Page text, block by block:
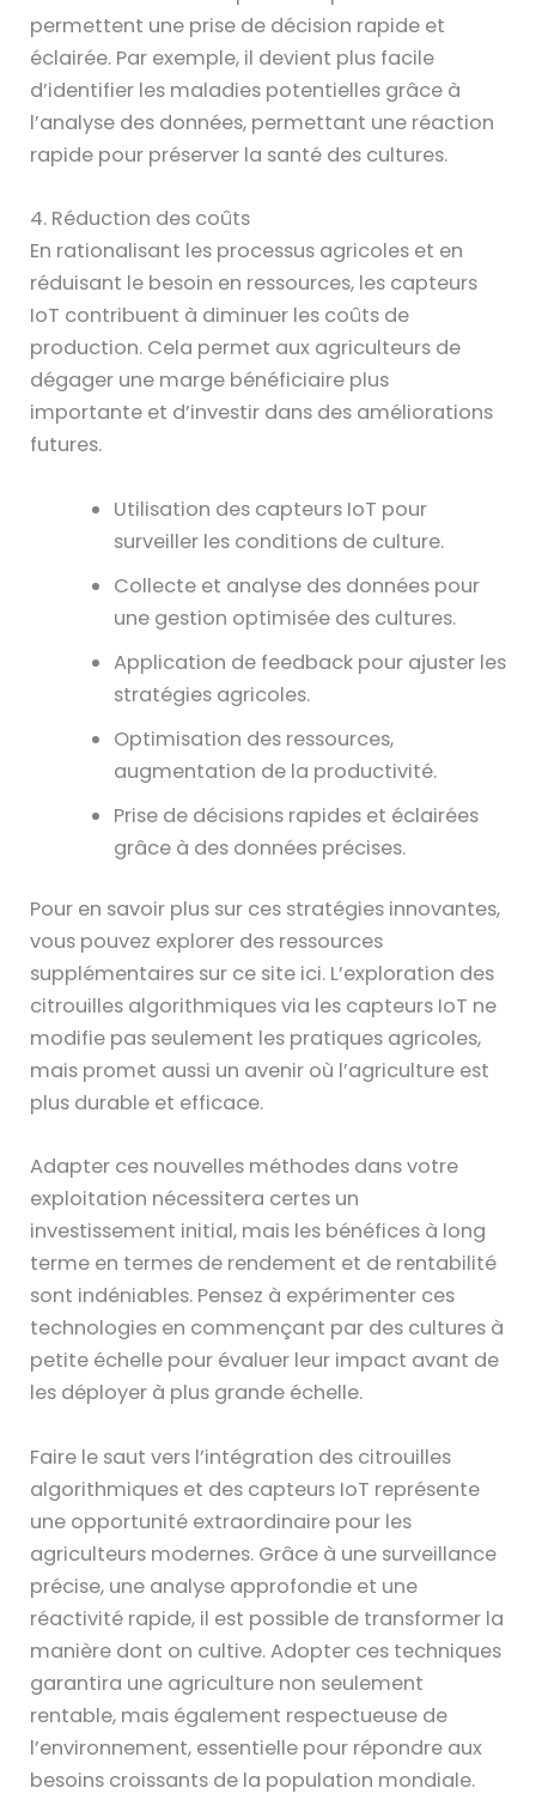
permettent une prise de décision rapide et
éclairée. Par exemple, il devient plus facile
d’identifier les maladies potentielles grâce à
l’analyse des données, permettant une réaction
rapide pour préserver la santé des cultures.
4. Réduction des coûts
En rationalisant les processus agricoles et en
réduisant le besoin en ressources, les capteurs
IoT contribuent à diminuer les coûts de
production. Cela permet aux agriculteurs de
dégager une marge bénéficiaire plus
importante et d’investir dans des améliorations
futures.
Utilisation des capteurs IoT pour
surveiller les conditions de culture.
Collecte et analyse des données pour
une gestion optimisée des cultures.
Application de feedback pour ajuster les
stratégies agricoles.
Optimisation des ressources,
augmentation de la productivité.
Prise de décisions rapides et éclairées
grâce à des données précises.
Pour en savoir plus sur ces stratégies innovantes,
vous pouvez explorer des ressources
supplémentaires sur ce site ici. L’exploration des
citrouilles algorithmiques via les capteurs IoT ne
modifie pas seulement les pratiques agricoles,
mais promet aussi un avenir où l’agriculture est
plus durable et efficace.
Adapter ces nouvelles méthodes dans votre
exploitation nécessitera certes un
investissement initial, mais les bénéfices à long
terme en termes de rendement et de rentabilité
sont indéniables. Pensez à expérimenter ces
technologies en commençant par des cultures à
petite échelle pour évaluer leur impact avant de
les déployer à plus grande échelle.
Faire le saut vers l’intégration des citrouilles
algorithmiques et des capteurs IoT représente
une opportunité extraordinaire pour les
agriculteurs modernes. Grâce à une surveillance
précise, une analyse approfondie et une
réactivité rapide, il est possible de transformer la
manière dont on cultive. Adopter ces techniques
garantira une agriculture non seulement
rentable, mais également respectueuse de
l’environnement, essentielle pour répondre aux
besoins croissants de la population mondiale.